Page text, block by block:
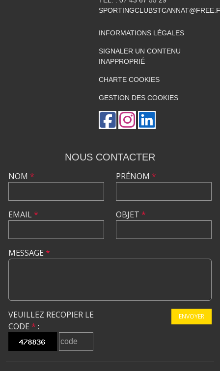
INFORMATIONS LÉGALES
SIGNALER UN CONTENU
INAPPROPRIÉ
CHARTE COOKIES
GESTION DES COOKIES
NOUS CONTACTER
NOM *
EMAIL*
PRÉNOM *
OBJET *
MESSAGE *
VEUILLEZ RECOPIER LE
CODE * :
ENVOYER